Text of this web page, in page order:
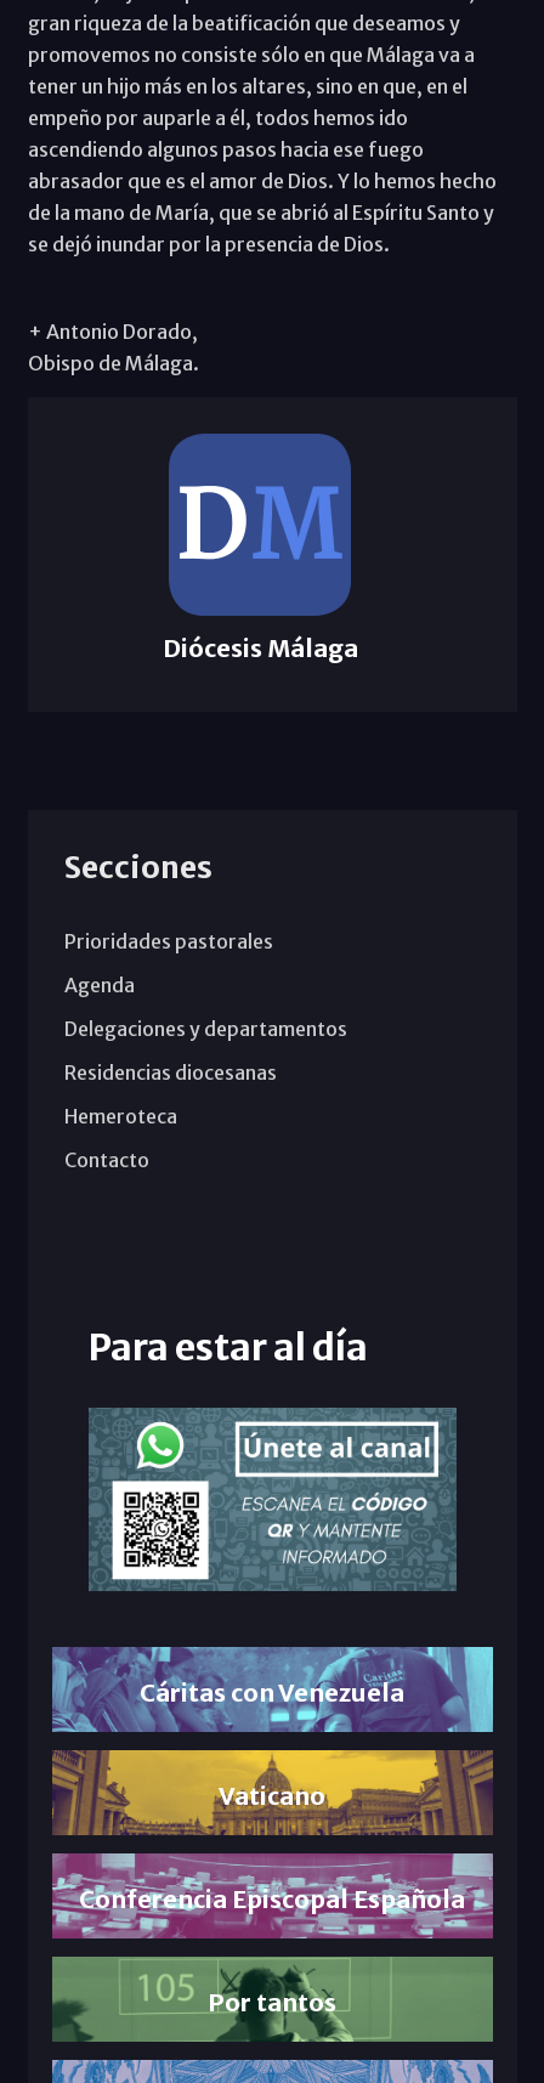
gran riqueza de la beatificación que deseamos y
promovemos no consiste sólo en que Málaga va a
tener un hijo más en los altares, sino en que, en el
empeño por auparle a él, todos hemos ido
ascendiendo algunos pasos hacia ese fuego
abrasador que es el amor de Dios. Y lo hemos hecho
de la mano de María, que se abrió al Espíritu Santo y
se dejó inundar por la presencia de Dios.
+ Antonio Dorado,
Obispo de Málaga.
Diócesis Málaga
Secciones
Prioridades pastorales
Agenda
Delegaciones y departamentos
Residencias diocesanas
Hemeroteca
Contacto
Para estar al día
Cáritas con Venezuela
Vaticano
Conferencia Episcopal Española
Por tantos